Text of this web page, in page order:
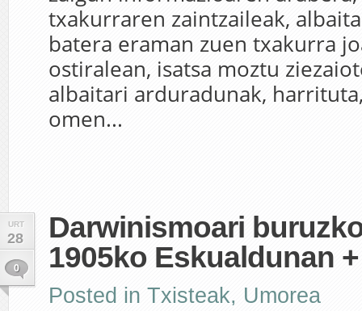
txakurraren zaintzaileak,
batera eraman zuen txakurra
ostiralean, isatsa moztu
albaitari arduradunak,
omen...
URT
28
0
Darwinismoari
1905ko Eskualdunan
Posted in Txisteak, Umorea